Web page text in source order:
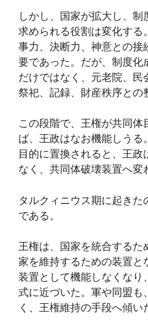
しかし、国家が拡大し、制
求められる役割は変化する
事力、決断力、神意との接
要であった。だが、制度化
だけではなく、元老院、民
祭祀、記録、財産秩序との
この段階で、王権が共同体
ば、王政はなお機能しうる
目的に置換されると、王政
なく、共同体破壊装置へ変
タルクィニウス期に起き
である。
王権は、国家を統合するた
家を維持するための装置と
装置として機能しなくなり
式に近づいた。軍や同盟も
く、王権維持の手段へ傾い